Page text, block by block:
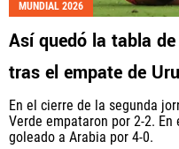
MUNDIAL 2026
Así quedó la tabla
tras el empate de
En el cierre de la segunda
Verde empataron por 2-2.
goleado a Arabia por 4-0.